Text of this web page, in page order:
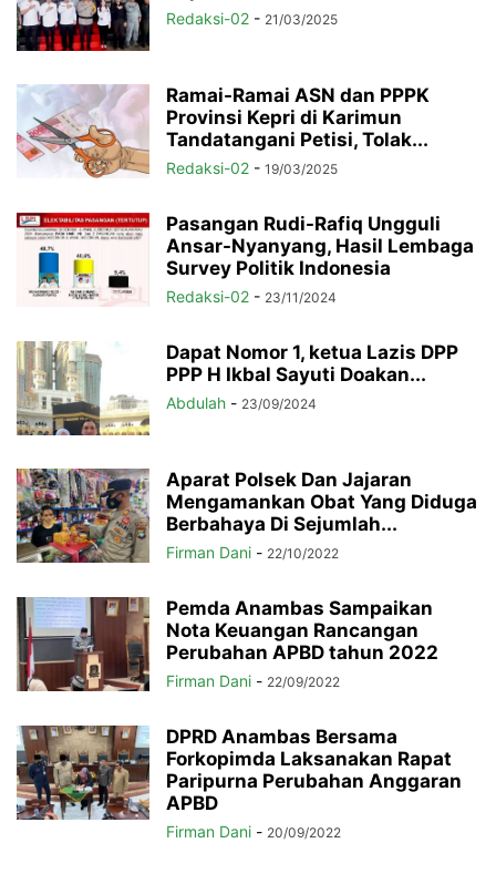
Redaksi-02 - 21/03/2025
Ramai-Ramai ASN dan PPPK
Provinsi Kepri di Karimun
Tandatangani Petisi, Tolak...
Redaksi-02 - 19/03/2025
Pasangan Rudi-Rafiq Ungguli
Ansar-Nyanyang, Hasil Lembaga
Survey Politik Indonesia
Redaksi-02 - 23/11/2024
Dapat Nomor 1, ketua Lazis DPP
PPP H Ikbal Sayuti Doakan...
Abdulah - 23/09/2024
Aparat Polsek Dan Jajaran
Mengamankan Obat Yang Diduga
Berbahaya Di Sejumlah...
Firman Dani - 22/10/2022
Pemda Anambas Sampaikan
Nota Keuangan Rancangan
Perubahan APBD tahun 2022
Firman Dani - 22/09/2022
DPRD Anambas Bersama
Forkopimda Laksanakan Rapat
Paripurna Perubahan Anggaran
APBD
Firman Dani - 20/09/2022